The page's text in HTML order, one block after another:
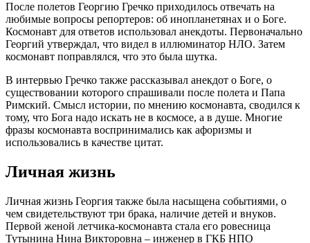
После полетов Георгию Гречко приходилось отвечать на
любимые вопросы репортеров: об инопланетянах и о Боге.
Космонавт для ответов использовал анекдоты. Первоначально
Георгий утверждал, что видел в иллюминатор НЛО. Затем
космонавт поправлялся, что это была шутка.
В интервью Гречко также рассказывал анекдот о Боге, о
существовании которого спрашивали после полета и Папа
Римский. Смысл истории, по мнению космонавта, сводился к
тому, что Бога надо искать не в космосе, а в душе. Многие
фразы космонавта воспринимались как афоризмы и
использовались в качестве цитат.
Личная жизнь
Личная жизнь Георгия также была насыщена событиями, о
чем свидетельствуют три брака, наличие детей и внуков.
Первой женой летчика-космонавта стала его ровесница
Тутынина Нина Викторовна – инженер в ГКБ НПО